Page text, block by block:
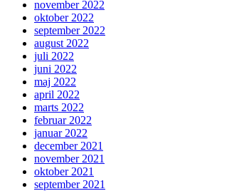
november 2022
oktober 2022
september 2022
august 2022
juli 2022
juni 2022
maj 2022
april 2022
marts 2022
februar 2022
januar 2022
december 2021
november 2021
oktober 2021
september 2021